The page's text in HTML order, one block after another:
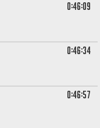
0:46:09
0:46:34
0:46:57